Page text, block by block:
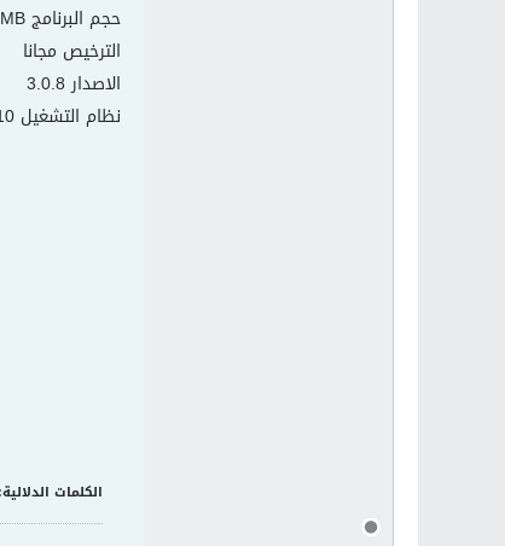
حجم البرنامج 38.9MB
الترخيص مجانا
الاصدار 3.0.8
نظام التشغيل Windows XP/Vista/7/8/10
الكلمات الدلالية: